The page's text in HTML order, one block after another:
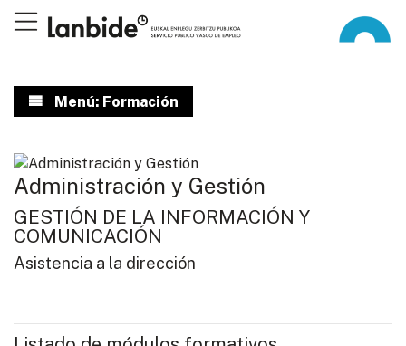
Menú: Formación
Administración y Gestión
GESTIÓN DE LA INFORMACIÓN Y
COMUNICACIÓN
Asistencia a la dirección